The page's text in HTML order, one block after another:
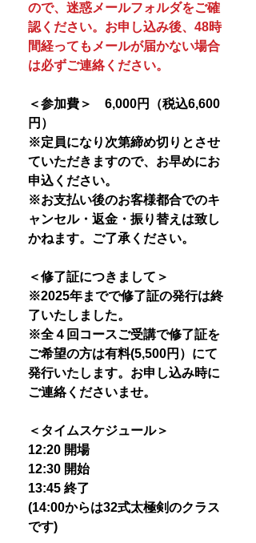
ので、迷惑メールフォルダをご確
認ください。お申し込み後、48時
間経ってもメールが届かない場合
は必ずご連絡ください。
＜参加費＞ 6,000円（税込6,600
円）
※定員になり次第締め切りとさせ
ていただきますので、お早めにお
申込ください。
※お支払い後のお客様都合でのキ
ャンセル・返金・振り替えは致し
かねます。ご了承ください。
＜修了証につきまして＞
※2025年までで修了証の発行は終
了いたしました。
※全４回コースご受講で修了証を
ご希望の方は有料(5,500円）にて
発行いたします。お申し込み時に
ご連絡くださいませ。
＜タイムスケジュール＞
12:20 開場
12:30 開始
13:45 終了
(14:00からは32式太極剣のクラス
です)